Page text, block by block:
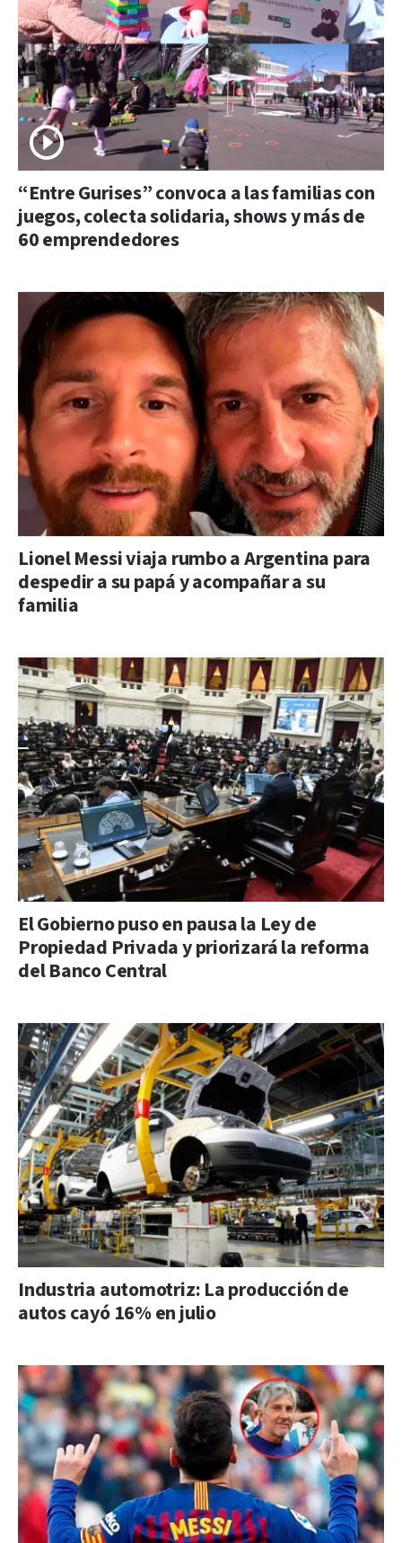
“Entre Gurises” convoca a las familias con
juegos, colecta solidaria, shows y más de
60 emprendedores
Lionel Messi viaja rumbo a Argentina para
despedir a su papá y acompañar a su
familia
El Gobierno puso en pausa la Ley de
Propiedad Privada y priorizará la reforma
del Banco Central
Industria automotriz: La producción de
autos cayó 16% en julio